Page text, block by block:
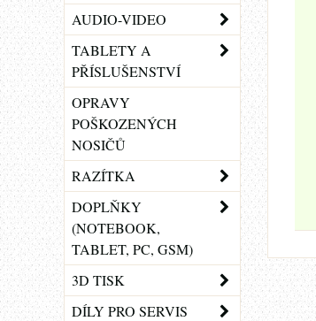
AUDIO-VIDEO
TABLETY A
PŘÍSLUŠENSTVÍ
OPRAVY
POŠKOZENÝCH
NOSIČŮ
RAZÍTKA
DOPLŇKY
(NOTEBOOK,
TABLET, PC, GSM)
3D TISK
DÍLY PRO SERVIS